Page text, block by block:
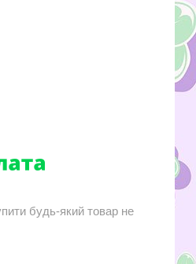
будь-який товар не